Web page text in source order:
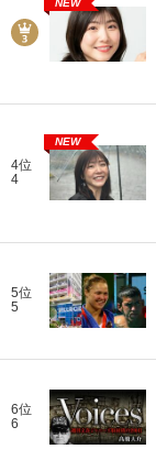
NEW
4位
4
NEW
5位
5
6位
6